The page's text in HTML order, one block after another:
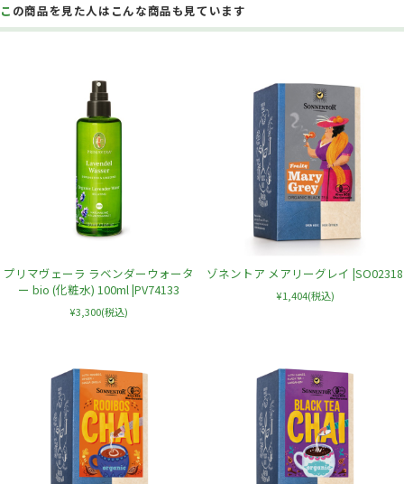
この商品を見た人はこんな商品も見ています
プリマヴェーラ ラベンダーウォータ
ー bio (化粧水) 100ml |PV74133
¥3,300(税込)
ゾネントア メアリーグレイ |SO02318
¥1,404(税込)